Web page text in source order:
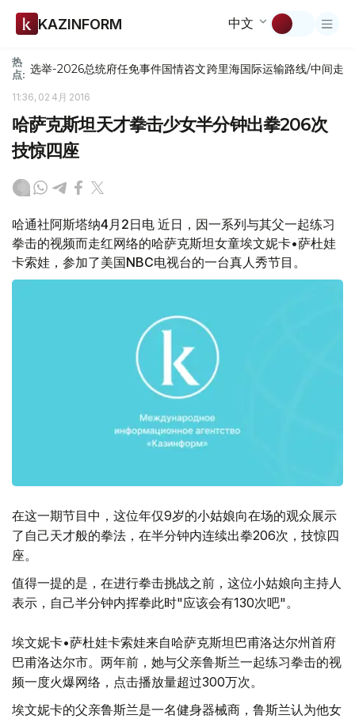
KAZINFORM 中文
热
点: 选举-2026总统府任免事件国情咨文跨里海国际运输路线/中间走廊
11:36, 02 4月 2016
哈萨克斯坦天才拳击少女半分钟出拳206次
技惊四座
哈通社阿斯塔纳4月2日电 近日，因一系列与其父一起练习
拳击的视频而走红网络的哈萨克斯坦女童埃文妮卡•萨杜娃
卡索娃，参加了美国NBC电视台的一台真人秀节目。
在这一期节目中，这位年仅9岁的小姑娘向在场的观众展示
了自己天才般的拳法，在半分钟内连续出拳206次，技惊四
座。
值得一提的是，在进行拳击挑战之前，这位小姑娘向主持人
表示，自己半分钟内挥拳此时"应该会有130次吧"。
埃文妮卡•萨杜娃卡索娃来自哈萨克斯坦巴甫洛达尔州首府
巴甫洛达尔市。两年前，她与父亲鲁斯兰一起练习拳击的视
频一度火爆网络，点击播放量超过300万次。
埃文妮卡的父亲鲁斯兰是一名健身器械商，鲁斯兰认为他女